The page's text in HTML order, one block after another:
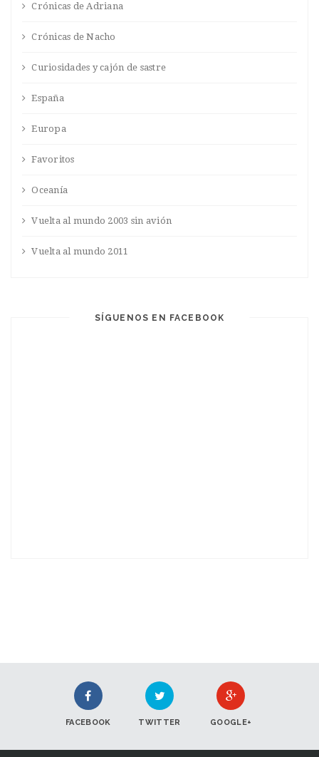
Crónicas de Adriana
Crónicas de Nacho
Curiosidades y cajón de sastre
España
Europa
Favoritos
Oceanía
Vuelta al mundo 2003 sin avión
Vuelta al mundo 2011
SÍGUENOS EN FACEBOOK
FACEBOOK TWITTER GOOGLE+